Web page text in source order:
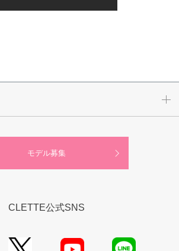
モデル募集
CLETTE公式SNS